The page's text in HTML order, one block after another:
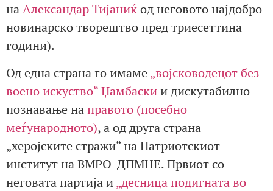
наАлександар Тијаниќод неговото најдобро
новинарско творештво пред триесеттина
години).
Од една страна го имаме „војсководецот без
воено искуство“ Џамбаскии дискутабилно
познавање направото (посебно
меѓународното), а од друга страна
„херојските стражи“ на Патриотскиот
институт на ВМРО-ДПМНЕ. Првиот со
неговата партија и„десница подигната во